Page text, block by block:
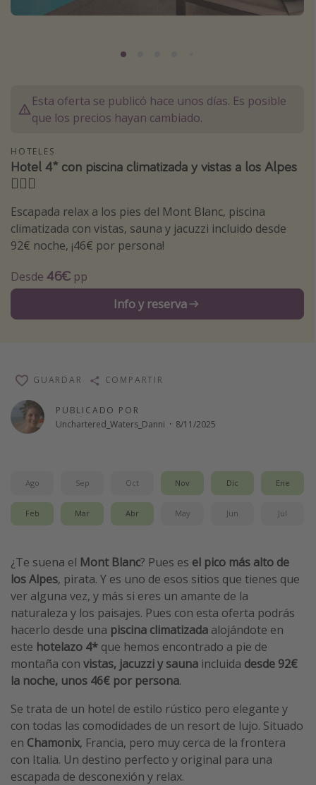
Marruecos
Maldivas
Inspiración para viajes
Glamping
Viajes en tren
Ofertas para Vacaciones Activas
Viajes en familia
Escapadas románticas
Más temas
Cruceros por el Mediterráneo
Hoteles más hot de España
Guía de equipaje de mano
Viaja con musicales
El Rey León el musical
Harry Potter en Londres y otros destinos
Eventos deportivos
Esta oferta se publicó hace unos días. Es posible
que los precios hayan cambiado.
HOTELES
Hotel 4* con piscina climatizada y vistas a los Alpes
🧖🏻‍♀️
Escapada relax a los pies del Mont Blanc, piscina
climatizada con vistas, sauna y jacuzzi incluido desde
92€ noche, ¡46€ por persona!
Desde 46€ pp
Info y reserva
PUBLICADO POR
Unchartered_Waters_Danni · 8/11/2025
GUARDAR COMPARTIR
Ago Sep Oct Nov Dic Ene
Feb Mar Abr May Jun Jul
¿Te suena el Mont Blanc? Pues es el pico más alto de
los Alpes, pirata. Y es uno de esos sitios que tienes que
ver alguna vez, y más si eres un amante de la
naturaleza y los paisajes. Pues con esta oferta podrás
hacerlo desde una piscina climatizada alojándote en
este hotelazo 4* que hemos encontrado a pie de
montaña con vistas, jacuzzi y sauna incluida desde 92€
la noche, unos 46€ por persona.
Se trata de un hotel de estilo rústico pero elegante y
con todas las comodidades de un resort de lujo. Situado
en Chamonix, Francia, pero muy cerca de la frontera
con Italia. Un destino perfecto y original para una
escapada de desconexión y relax.